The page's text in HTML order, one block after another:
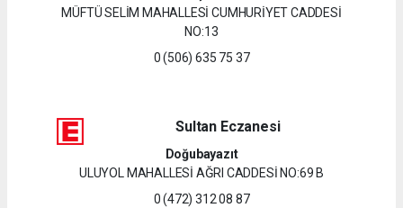
MÜFTÜ SELİM MAHALLESİ CUMHURİYET CADDESİ
NO:13
0 (506) 635 75 37
Sultan Eczanesi
Doğubayazıt
ULUYOL MAHALLESİ AĞRI CADDESİ NO:69 B
0 (472) 312 08 87